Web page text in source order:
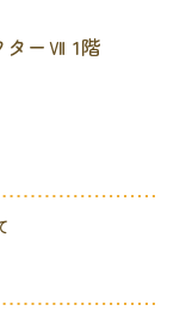
ターⅦ 1階